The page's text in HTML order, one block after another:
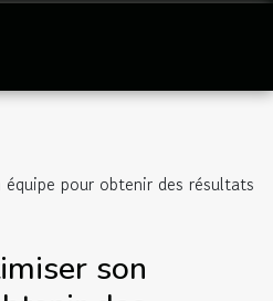
pour obtenir des résultats
son